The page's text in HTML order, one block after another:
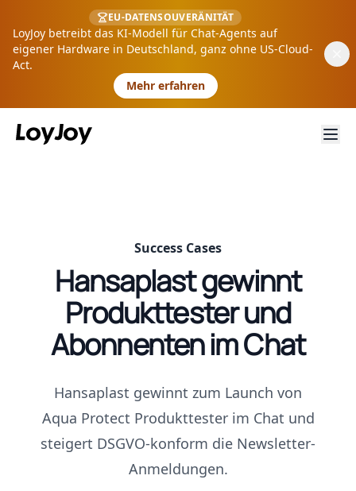
EU-DATENSOUVERÄNITÄT
LoyJoy betreibt das KI-Modell für Chat-Agents auf
eigener Hardware in Deutschland, ganz ohne US-Cloud-
Act.
Mehr erfahren
Success Cases
Hansaplast gewinnt
Produkttester und
Abonnenten im Chat
Hansaplast gewinnt zum Launch von
Aqua Protect Produkttester im Chat und
steigert DSGVO-konform die Newsletter-
Anmeldungen.